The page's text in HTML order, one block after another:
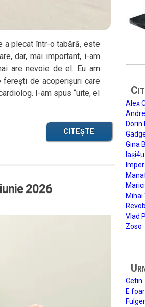
a plecat într-o tabără, este
dar, mai important, i-am
are nevoie de el. Eu am
de acoperișuri care
I-am spus “uite, el
CITEȘTE
2026
Alex
Dorin
Gina
Iași4u
Mihai
Vlad
Zoso
Cetin
E